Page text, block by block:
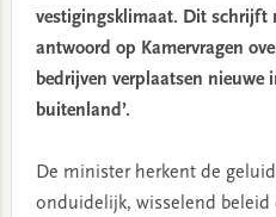
vestigingsklimaat. Dit schrijft
antwoord op Kamervragen
bedrijven verplaatsen nieuwe
buitenland’.
De minister herkent de
onduidelijk, wisselend beleid